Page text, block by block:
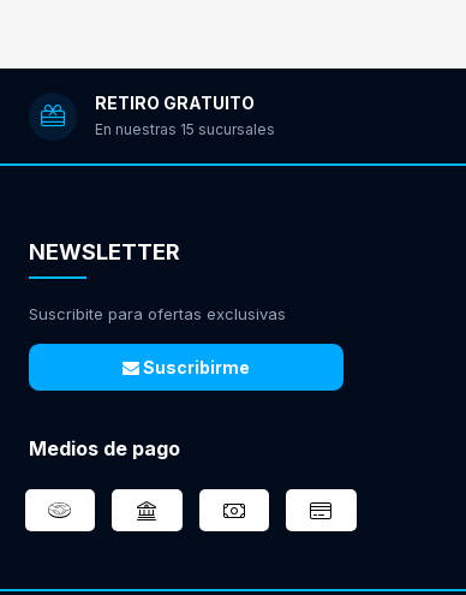
RETIRO GRATUITO
En nuestras 15 sucursales
NEWSLETTER
Suscribite para ofertas exclusivas
Suscribirme
Medios de pago